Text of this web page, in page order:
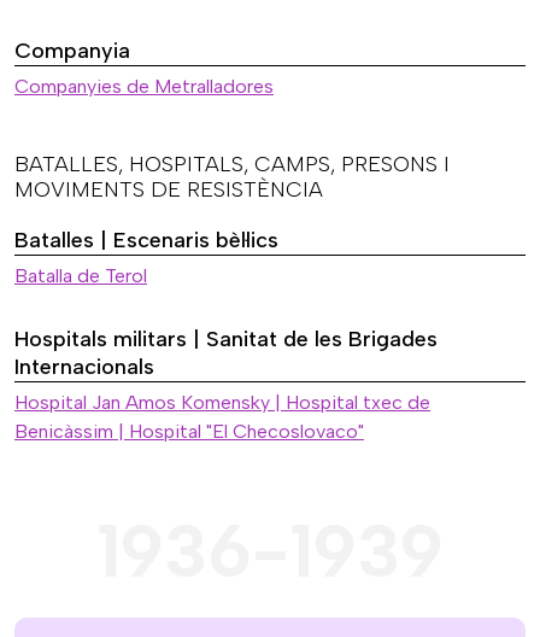
Companyia
Companyies de Metralladores
BATALLES, HOSPITALS, CAMPS, PRESONS I
MOVIMENTS DE RESISTÈNCIA
Batalles | Escenaris bèl·lics
Batalla de Terol
Hospitals militars | Sanitat de les Brigades
Internacionals
Hospital Jan Amos Komensky | Hospital txec de
Benicàssim | Hospital "El Checoslovaco"